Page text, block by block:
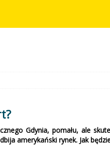
Gdynia, pomału, ale
amerykański rynek. Jak